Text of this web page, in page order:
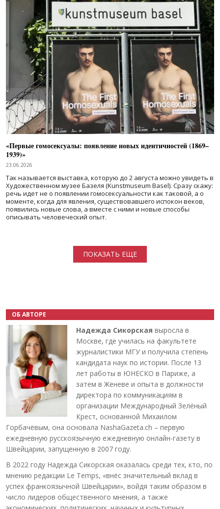
«Первые гомосексуалы: появление новых идентичностей (1869–
1939)»
23.06.2026
Так называется выставка, которую до 2 августа можно увидеть в
Художественном музее Базеля (Kunstmuseum Basel). Сразу скажу:
речь идет не о появлении гомосексуальности как таковой, а о
моменте, когда для явления, существовавшего испокон веков,
появились новые слова, а вместе с ними и новые способы
описывать человеческий опыт.
ПОКАЗАТЬ ЕЩЕ
ОБ АВТОРЕ
Надежда Сикорская выросла в
Москве, где училась на факультете
журналистики МГУ и получила степень
кандидата наук по истории. После 13
лет работы в ЮНЕСКО в Париже, а
затем в Женеве и опыта в должности
директора по коммуникациям в
организации Международный Зелёный
Крест, основанной Михаилом
Горбачёвым, она основала NashaGazeta.ch – первую
ежедневную русскоязычную ежедневную онлайн-газету в
Швейцарии, запущенную в 2007 году.
В 2022 году Надежда Сикорская оказалась среди тех, кто, по
мнению редакции Le Temps, «внёс значительный вклад в
успех франкоязычной Швейцарии», войдя таким образом в
число лидеров общественного мнения, а также